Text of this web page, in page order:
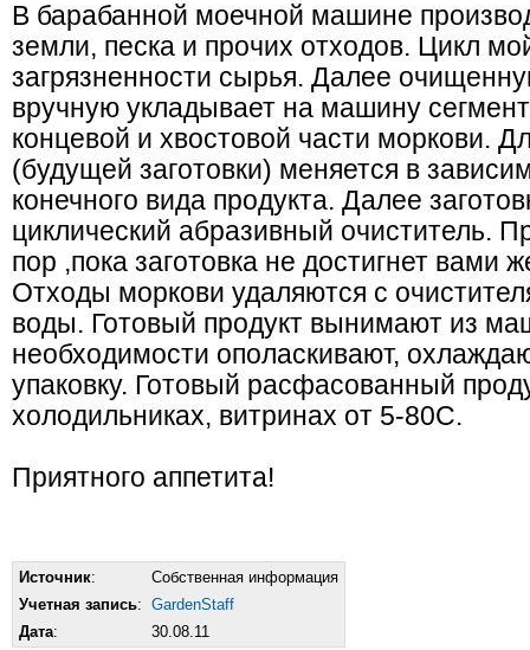
В барабанной моечной машине
земли, песка и прочих отходов. Цикл
загрязненности сырья. Далее
вручную укладывает на машину
концевой и хвостовой части моркови.
(будущей заготовки) меняется в
конечного вида продукта. Далее
циклический абразивный очиститель.
пор ,пока заготовка не достигнет вами
Отходы моркови удаляются с
воды. Готовый продукт вынимают из
необходимости ополаскивают,
упаковку. Готовый расфасованный
холодильниках, витринах от 5-80С.
Приятного аппетита!
Источник:
Собственная информация
Учетная запись: GardenStaff
Дата: 30.08.11